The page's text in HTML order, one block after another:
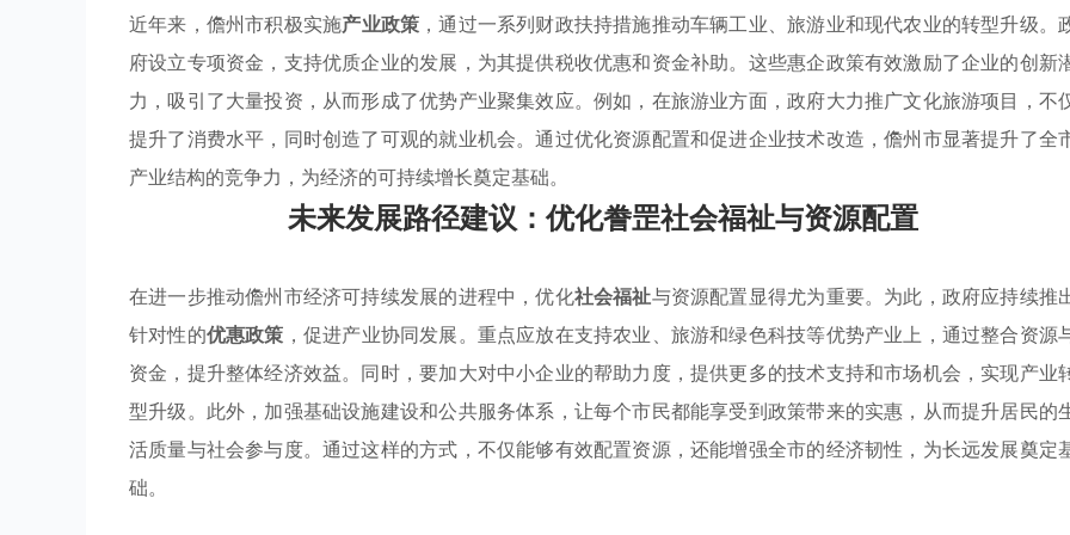
近年来，儋州市积极实施产业政策 ，通过一系列财政扶持措施推动车辆工业、旅游业和现代农业的转型升级。
府设立专项资金，支持优质企业的发展，为其提供税收优惠和资金补助。这些惠企政策有效激励了企业的创新
力，吸引了大量投资，从而形成了优势产业聚集效应。例如，在旅游业方面，政府大力推广文化旅游项目，不
提升了消费水平，同时创造了可观的就业机会。通过优化资源配置和促进企业技术改造，儋州市显著提升了全
产业结构的竞争力，为经济的可持续增长奠定基础。
未来发展路径建议：优化誊罡社会福祉与资源配置
在进一步推动儋州市经济可持续发展的进程中，优化社会福祉与资源配置显得尤为重要。为此，政府应持续推
针对性的优惠政策 ，促进产业协同发展。重点应放在支持农业、旅游和绿色科技等优势产业上，通过整合资源
资金，提升整体经济效益。同时，要加大对中小企业的帮助力度，提供更多的技术支持和市场机会，实现产业
型升级。此外，加强基础设施建设和公共服务体系，让每个市民都能享受到政策带来的实惠，从而提升居民的
活质量与社会参与度。通过这样的方式，不仅能够有效配置资源，还能增强全市的经济韧性，为长远发展奠定
础。